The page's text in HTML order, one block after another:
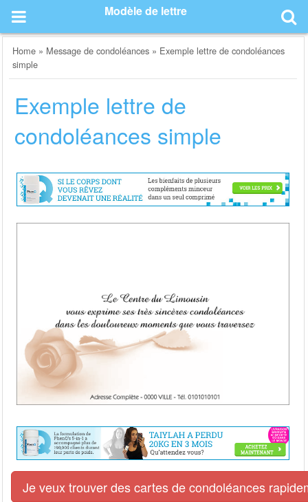
content
Modèle de lettre
Home » Message de condoléances » Exemple lettre de condoléances
simple
Exemple lettre de
condoléances simple
Je veux trouver des cartes de condoléances